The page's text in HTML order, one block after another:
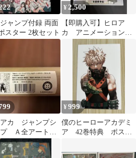
ャンプ付録 両面
スター 2枚セット
¥ 2,500
【即購入可】ヒロア
カ アニメーション
展 A2ポスター
アカ ジャンプシ
プ Ａ全アートポ
ー 1年A組全員集
¥999
僕のヒーローアカデミ
ア 42巻特典 ポスト